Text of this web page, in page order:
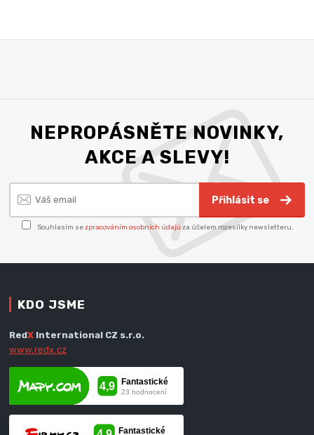
NEPROPÁSNĚTE NOVINKY,
AKCE A SLEVY!
Přihlásit se
Souhlasím sezpracováním osobních údajů za účelem rozesílky newsletteru.
KDO JSME
RedX International CZ s.r.o.
www.redx.cz